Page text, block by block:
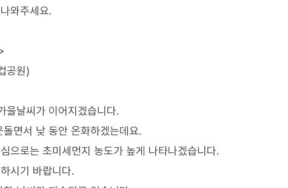
와주세요.
공원)
을날씨가 이어지겠습니다.
면서 낮 동안 온화하겠는데요.
으로는 초미세먼지 농도가 높게 나타나겠습니다.
시기 바랍니다.